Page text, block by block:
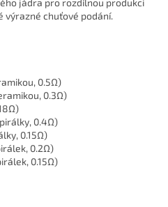
výrazné chuťové podání.
0.5Ω)
0.3Ω)
0.4Ω)
0.15Ω)
0.2Ω)
0.15Ω)